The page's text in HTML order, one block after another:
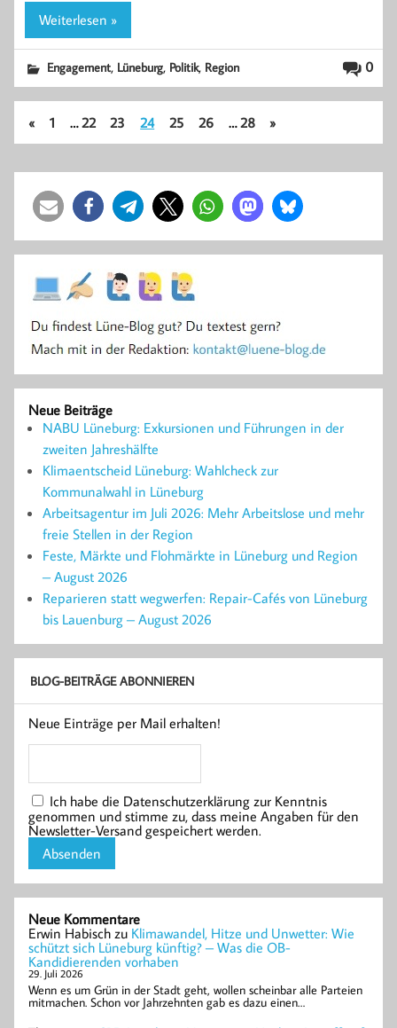
Weiterlesen »
0
Engagement, Lüneburg, Politik, Region
« 1 … 22 23 24 25 26 … 28 »
Neue Beiträge
NABU Lüneburg: Exkursionen und Führungen in der
zweiten Jahreshälfte
Klimaentscheid Lüneburg: Wahlcheck zur
Kommunalwahl in Lüneburg
Arbeitsagentur im Juli 2026: Mehr Arbeitslose und mehr
freie Stellen in der Region
Feste, Märkte und Flohmärkte in Lüneburg und Region
– August 2026
Reparieren statt wegwerfen: Repair-Cafés von Lüneburg
bis Lauenburg – August 2026
BLOG-BEITRÄGE ABONNIEREN
Neue Einträge per Mail erhalten!
Ich habe die Datenschutzerklärung zur Kenntnis
genommen und stimme zu, dass meine Angaben für den
Newsletter-Versand gespeichert werden.
Neue Kommentare
Erwin Habisch zu Klimawandel, Hitze und Unwetter: Wie
schützt sich Lüneburg künftig? – Was die OB-
Kandidierenden vorhaben
29. Juli 2026
Wenn es um Grün in der Stadt geht, wollen scheinbar alle Parteien
mitmachen. Schon vor Jahrzehnten gab es dazu einen…